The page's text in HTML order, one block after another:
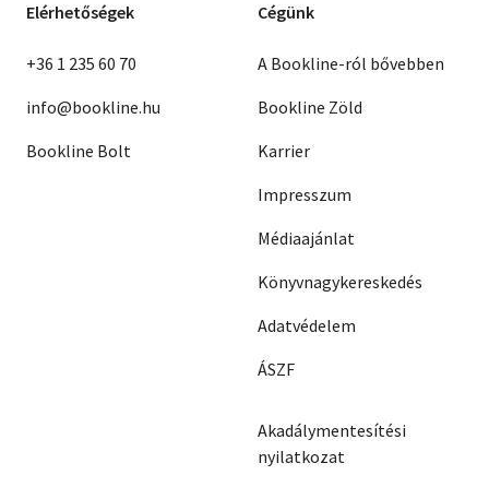
Elérhetőségek
+36 1 235 60 70
info@bookline.hu
Bookline Bolt
Cégünk
A Bookline-ról bővebben
Bookline Zöld
Karrier
Impresszum
Médiaajánlat
Könyvnagykereskedés
Adatvédelem
ÁSZF
Akadálymentesítési
nyilatkozat